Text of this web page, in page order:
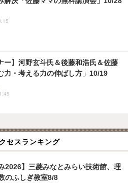
ー】河野玄斗氏＆後藤和浩氏＆佐藤
力・考える力の伸ばし方」10/19
セスランキング
2026】三菱みなとみらい技術館、理
のふしぎ教室8/8